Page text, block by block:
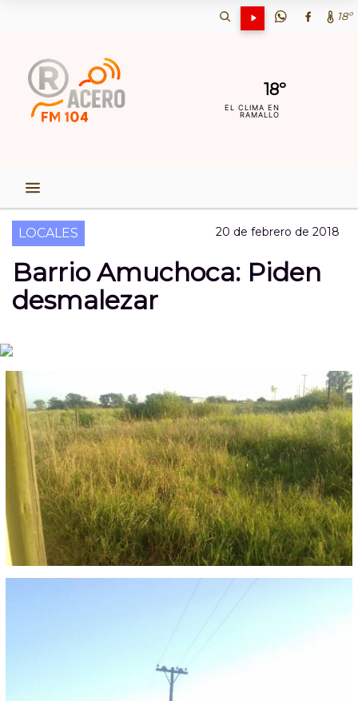
18º
18º
EL CLIMA EN
RAMALLO
LOCALES 20 de febrero de 2018
Barrio Amuchoca: Piden
desmalezar